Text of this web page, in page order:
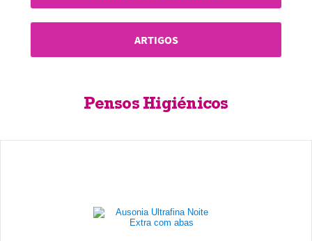
ARTIGOS
Pensos Higiénicos